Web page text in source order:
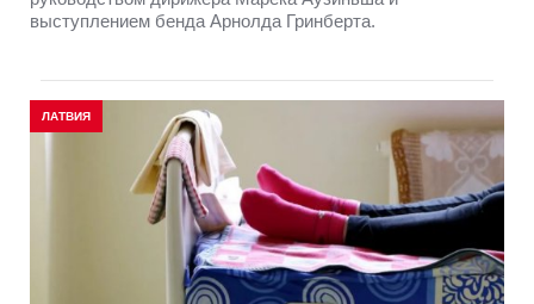
выступлением бенда Арнолда Гринберта.
ЛАТВИЯ